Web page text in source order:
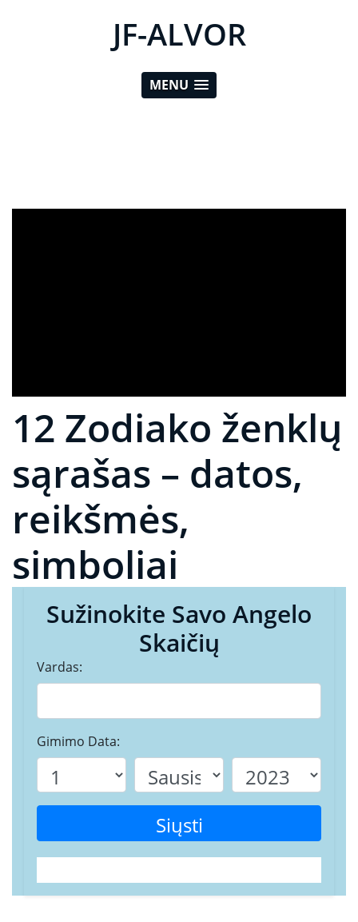
JF-ALVOR
MENU
12 Zodiako ženklų
sąrašas – datos,
reikšmės,
simboliai
Sužinokite Savo Angelo
Skaičių
Vardas:
Gimimo Data:
Siųsti